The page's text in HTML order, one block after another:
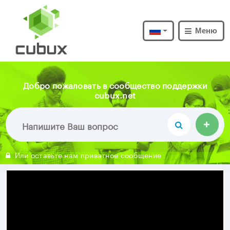
Меню
Добро пожаловать в сообщество поддержки
cubux.net
Или оставьте нам приватное сообщение